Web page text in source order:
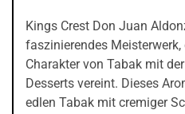
Kings Crest Don Juan
faszinierendes
Charakter von Tabak mit
Desserts vereint. Dieses
edlen Tabak mit cremiger